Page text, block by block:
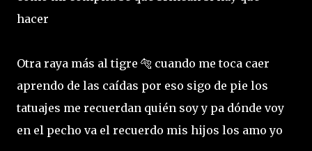
hacer
Otra raya más al tigre 🐅 cuando me toca caer
aprendo de las caídas por eso sigo de pie los
tatuajes me recuerdan quién soy y pa dónde voy
en el pecho va el recuerdo mis hijos los amo yo